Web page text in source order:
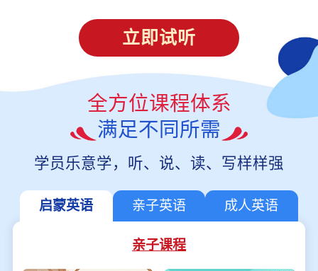
立即试听
全方位课程体系
满足不同所需
学员乐意学，听、说、读、写样样强
启蒙英语 亲子英语 成人英语
亲子课程